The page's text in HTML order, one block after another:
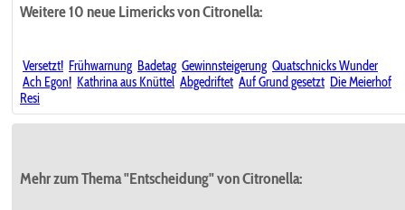
Weitere 10 neue Limericks von Citronella:
Versetzt! Frühwarnung Badetag Gewinnsteigerung Quatschnicks Wunder
Ach Egon! Kathrina aus Knüttel Abgedriftet Auf Grund gesetzt Die Meierhof
Resi
Mehr zum Thema "Entscheidung" von Citronella: